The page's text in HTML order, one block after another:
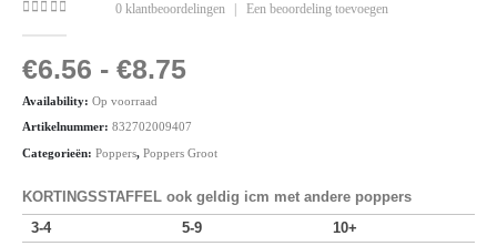
0klantbeoordelingen Een beoordeling toevoegen
€6.56 - €8.75
Availability: Op voorraad
Artikelnummer: 832702009407
Categorieën: Poppers, Poppers Groot
KORTINGSSTAFFEL ook geldig icm met andere poppers
3-4
5-9
10+